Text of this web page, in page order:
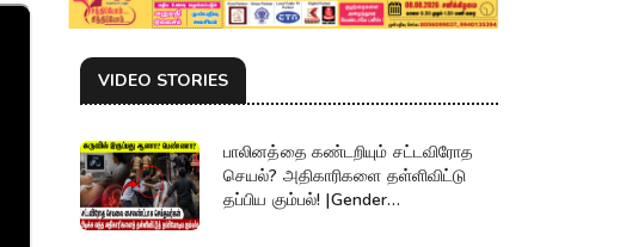
VIDEO STORIES
பாலினத்தை கண்டறியும் சட்டவிரோத
செயல்? அதிகாரிகளை தள்ளிவிட்டு
தப்பிய கும்பல்! |Gender